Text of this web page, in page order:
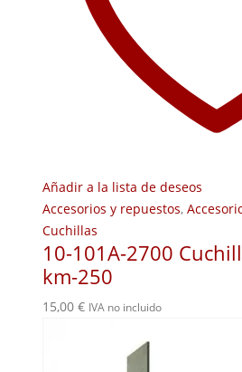
Añadir a la lista de deseos
Accesorios y repuestos,
Cuchillas
10-101A-2700
km-250
15,00 € IVA no incluido